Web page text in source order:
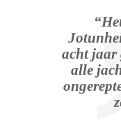
acht jaar
alle